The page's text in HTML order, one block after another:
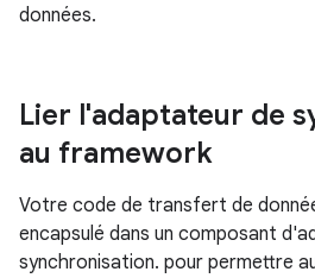
données.
Lier l'adaptateur de
au framework
Votre code de transfert de
encapsulé dans un composant
synchronisation. pour permettre